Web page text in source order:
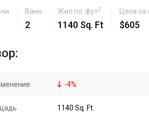
Ванн
2
Жил.пл. фут2
1140 Sq. Ft
Цена за
$605
-4%
1140 Sq. Ft.